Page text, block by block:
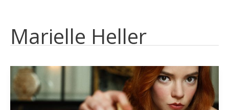
Marielle Heller